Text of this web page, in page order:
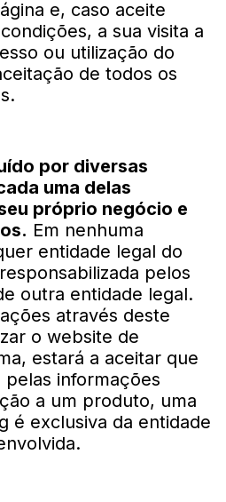
e, caso aceite
a sua visita a
ou utilização do
de todos os
por diversas
uma delas
próprio negócio e
Em nenhuma
entidade legal do
pelos
outra entidade legal.
através deste
o website de
estará a aceitar que
informações
a um produto, uma
é exclusiva da entidade